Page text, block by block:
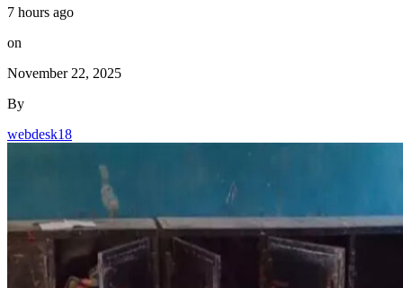
7 hours ago
on
November 22, 2025
By
webdesk18